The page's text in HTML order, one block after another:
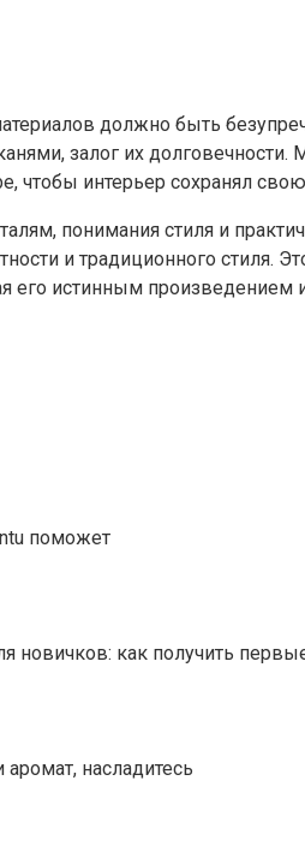
должно быть
залог их долговечности.
чтобы интерьер сохранял
понимания стиля и
и традиционного стиля.
истинным произведением
поможет
новичков: как получить
насладитесь